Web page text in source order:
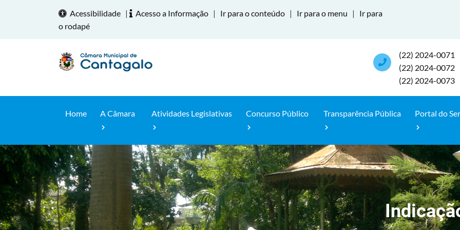
Acessibilidade | Acesso a Informação | Ir para o conteúdo | Ir para o menu |
Ir para
o rodapé
(22) 2024-0071
(22) 2024-0072
(22) 2024-0073
Home A Câmara Atividades Legislativas Concurso Público Transparência Pública Portal do